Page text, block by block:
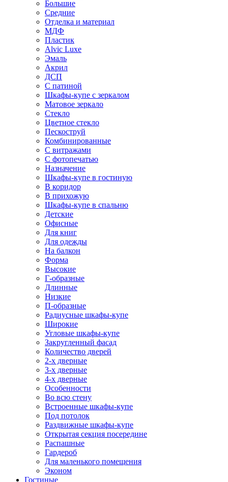
Большие
Средние
Отделка и материал
МДФ
Пластик
Alvic Luxe
Эмаль
Акрил
ДСП
С патиной
Шкафы-купе с зеркалом
Матовое зеркало
Стекло
Цветное стекло
Пескоструй
Комбинированные
С витражами
С фотопечатью
Назначение
Шкафы-купе в гостиную
В коридор
В прихожую
Шкафы-купе в спальню
Детские
Офисные
Для книг
Для одежды
На балкон
Форма
Высокие
Г-образные
Длинные
Низкие
П-образные
Радиусные шкафы-купе
Широкие
Угловые шкафы-купе
Закругленный фасад
Количество дверей
2-х дверные
3-х дверные
4-х дверные
Особенности
Во всю стену
Встроенные шкафы-купе
Под потолок
Раздвижные шкафы-купе
Открытая секция посередине
Распашные
Гардероб
Для маленького помещения
Эконом
Гостиные